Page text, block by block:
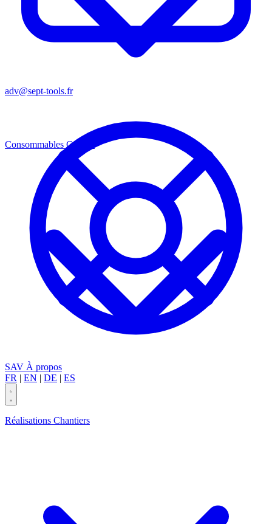
adv@sept-tools.fr
SAV À propos
FR | EN | DE | ES
Consommables Consos
Réalisations Chantiers